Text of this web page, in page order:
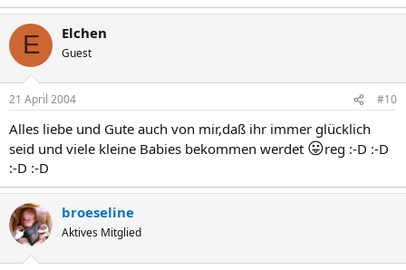
E Elchen
Guest
21 April 2004 #10
Alles liebe und Gute auch von mir,daß ihr immer glücklich
seid und viele kleine Babies bekommen werdet 😛reg :-D :-D
:-D :-D
broeseline
Aktives Mitglied